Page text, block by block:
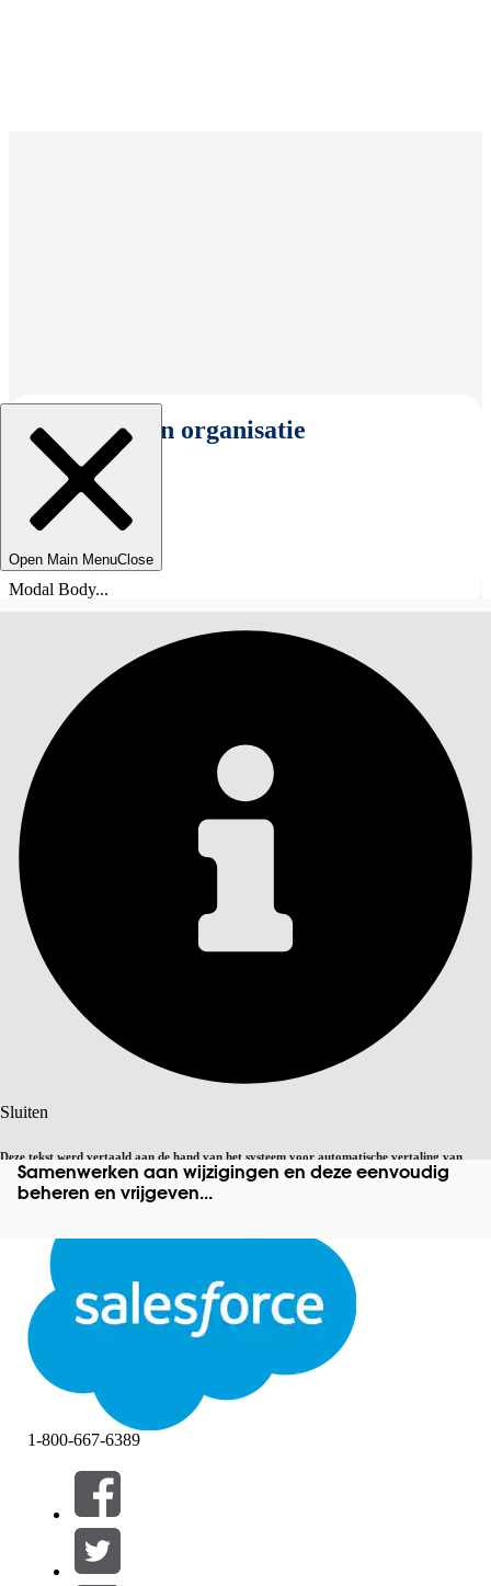
Selecteer een organisatie
Open Main MenuClose
Modal Body...
Sluiten
Deze tekst werd vertaald aan de hand van het systeem voor automatische vertaling van
Salesforce. U vindt hiermeer details. Overschakelen op Engels Niet nu
Sluiten Sluiten
Samenwerken aan wijzigingen en deze eenvoudig
beheren en vrijgeven...
INHOUDSOPGAVE
Zoeken
Filters (0)
FILTERS SELECTEREN
Productgebied
1-800-667-6389